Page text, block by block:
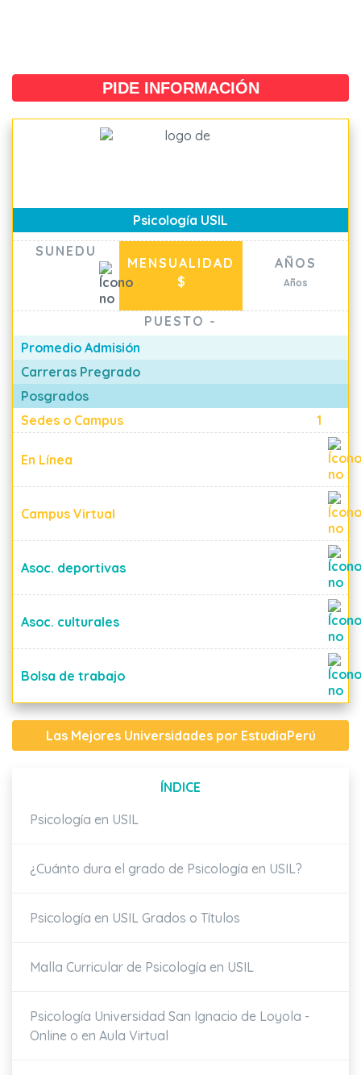
PIDE INFORMACIÓN
Psicología USIL
SUNEDU
MENSUALIDAD
$
AÑOS
Años
PUESTO -
Promedio Admisión
Carreras Pregrado
Posgrados
Sedes o Campus
1
En Línea
Campus Virtual
Asoc. deportivas
Asoc. culturales
Bolsa de trabajo
Las Mejores Universidades por EstudiaPerú
ÍNDICE
Psicología en USIL
¿Cuánto dura el grado de Psicología en USIL?
Psicología en USIL Grados o Títulos
Malla Curricular de Psicología en USIL
Psicología Universidad San Ignacio de Loyola -
Online o en Aula Virtual